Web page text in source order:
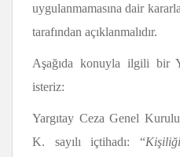
uygulanmamasına dair
tarafından açıklanmalıdır.
Aşağıda konuyla ilgili bir
isteriz:
Yargıtay Ceza Genel
K. sayılı içtihadı: “